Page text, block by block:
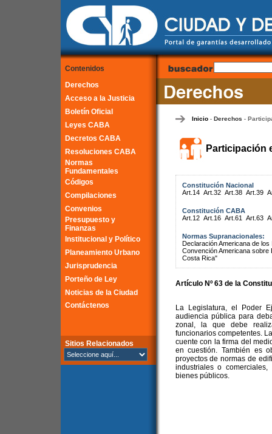
Contenidos
Derechos
Acceso a la Justicia
Boletín Oficial
Leyes CABA
Decretos CABA
Resoluciones CABA
Normas
Fundamentales
Códigos
Compilaciones
Convenios
Presupuesto y
Finanzas
Institucional y Político
Planeamiento Urbano
Jurisprudencia
Porteño de Ley
Noticias de la Ciudad
Contáctenos
Sitios Relacionados
Inicio- Derechos -
Participación
Constitución Nacional
Art.14 Art.32 Art.38 Art.39
Constitución CABA
Art.12 Art.16 Art.61 Art.63
Normas Supranacionales:
Declaración Americana de
Convención Americana
Costa Rica"
Artículo Nº 63 de la
La Legislatura, el Poder
audiencia pública para
zonal, la que debe
funcionarios competentes.
cuente con la firma del
en cuestión. También es
proyectos de normas de
industriales o
bienes públicos.